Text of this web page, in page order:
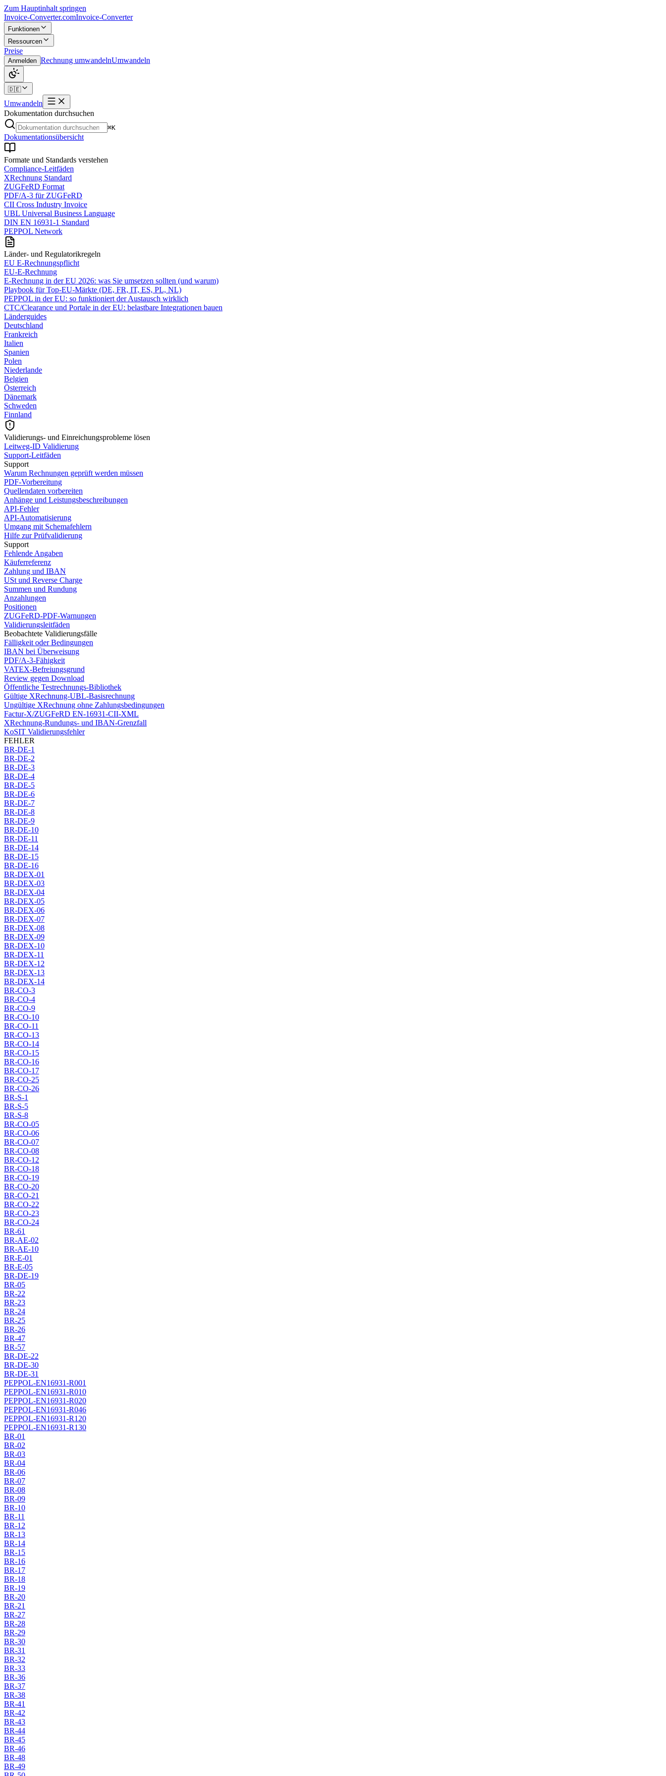
Zum Hauptinhalt springen
Invoice-Converter.comInvoice-Converter
Funktionen
Ressourcen
Preise
Anmelden Rechnung umwandelnUmwandeln
🇩🇪
Umwandeln
Dokumentation durchsuchen
⌘K
Dokumentationsübersicht
Formate und Standards verstehen
Compliance-Leitfäden
XRechnung Standard
ZUGFeRD Format
PDF/A-3 für ZUGFeRD
CII Cross Industry Invoice
UBL Universal Business Language
DIN EN 16931-1 Standard
PEPPOL Network
Länder- und Regulatorikregeln
EU E-Rechnungspflicht
EU-E-Rechnung
E‑Rechnung in der EU 2026: was Sie umsetzen sollten (und warum)
Playbook für Top‑EU‑Märkte (DE, FR, IT, ES, PL, NL)
PEPPOL in der EU: so funktioniert der Austausch wirklich
CTC/Clearance und Portale in der EU: belastbare Integrationen bauen
Länderguides
Deutschland
Frankreich
Italien
Spanien
Polen
Niederlande
Belgien
Österreich
Dänemark
Schweden
Finnland
Validierungs- und Einreichungsprobleme lösen
Leitweg-ID Validierung
Support-Leitfäden
Support
Warum Rechnungen geprüft werden müssen
PDF-Vorbereitung
Quellendaten vorbereiten
Anhänge und Leistungsbeschreibungen
API-Fehler
API-Automatisierung
Umgang mit Schemafehlern
Hilfe zur Prüfvalidierung
Support
Fehlende Angaben
Käuferreferenz
Zahlung und IBAN
USt und Reverse Charge
Summen und Rundung
Anzahlungen
Positionen
ZUGFeRD-PDF-Warnungen
Validierungsleitfäden
Beobachtete Validierungsfälle
Fälligkeit oder Bedingungen
IBAN bei Überweisung
PDF/A-3-Fähigkeit
VATEX-Befreiungsgrund
Review gegen Download
Öffentliche Testrechnungs-Bibliothek
Gültige XRechnung-UBL-Basisrechnung
Ungültige XRechnung ohne Zahlungsbedingungen
Factur-X/ZUGFeRD EN-16931-CII-XML
XRechnung-Rundungs- und IBAN-Grenzfall
KoSIT Validierungsfehler
FEHLER
BR-DE-1
BR-DE-2
BR-DE-3
BR-DE-4
BR-DE-5
BR-DE-6
BR-DE-7
BR-DE-8
BR-DE-9
BR-DE-10
BR-DE-11
BR-DE-14
BR-DE-15
BR-DE-16
BR-DEX-01
BR-DEX-03
BR-DEX-04
BR-DEX-05
BR-DEX-06
BR-DEX-07
BR-DEX-08
BR-DEX-09
BR-DEX-10
BR-DEX-11
BR-DEX-12
BR-DEX-13
BR-DEX-14
BR-CO-3
BR-CO-4
BR-CO-9
BR-CO-10
BR-CO-11
BR-CO-13
BR-CO-14
BR-CO-15
BR-CO-16
BR-CO-17
BR-CO-25
BR-CO-26
BR-S-1
BR-S-5
BR-S-8
BR-CO-05
BR-CO-06
BR-CO-07
BR-CO-08
BR-CO-12
BR-CO-18
BR-CO-19
BR-CO-20
BR-CO-21
BR-CO-22
BR-CO-23
BR-CO-24
BR-61
BR-AE-02
BR-AE-10
BR-E-01
BR-E-05
BR-DE-19
BR-05
BR-22
BR-23
BR-24
BR-25
BR-26
BR-47
BR-57
BR-DE-22
BR-DE-30
BR-DE-31
PEPPOL-EN16931-R001
PEPPOL-EN16931-R010
PEPPOL-EN16931-R020
PEPPOL-EN16931-R046
PEPPOL-EN16931-R120
PEPPOL-EN16931-R130
BR-01
BR-02
BR-03
BR-04
BR-06
BR-07
BR-08
BR-09
BR-10
BR-11
BR-12
BR-13
BR-14
BR-15
BR-16
BR-17
BR-18
BR-19
BR-20
BR-21
BR-27
BR-28
BR-29
BR-30
BR-31
BR-32
BR-33
BR-36
BR-37
BR-38
BR-41
BR-42
BR-43
BR-44
BR-45
BR-46
BR-48
BR-49